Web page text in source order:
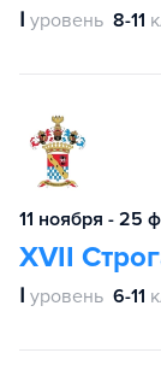
Ⅰ уровень 8-11
11 ноября - 25
XVII
Ⅰ уровень 6-11